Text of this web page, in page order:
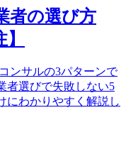
者の選び方
ンサルの3パターンで
者選びで失敗しない5
にわかりやすく解説し